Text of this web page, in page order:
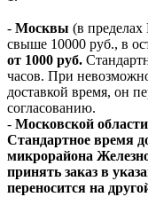
- Москвы (в
свыше 10000 руб., в
от 1000 руб.
часов. При
доставкой время, он
согласованию.
- Московской области
Стандартное время
микрорайона
принять заказ в
переносится на